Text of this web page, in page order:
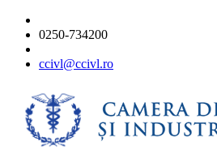
0250-734200
ccivl@ccivl.ro